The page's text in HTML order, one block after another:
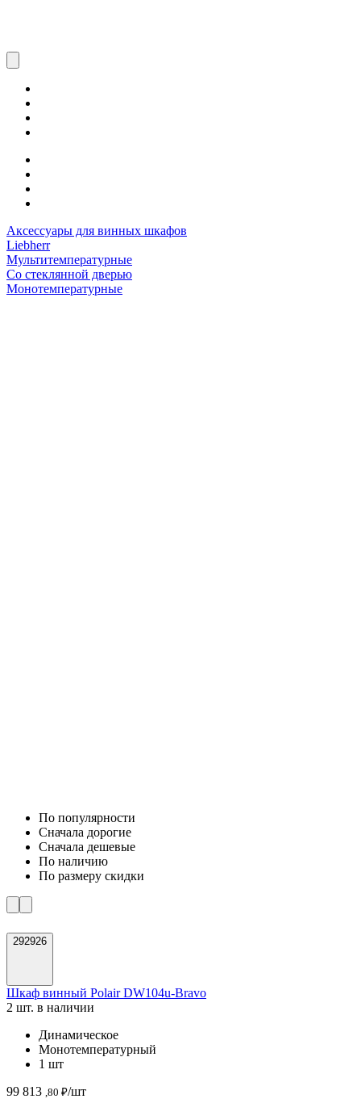
Аксессуары для винных шкафов
Liebherr
Мультитемпературные
Со стеклянной дверью
Монотемпературные
По популярности
Cначала дорогие
Cначала дешевые
По наличию
По размеру скидки
292926
Шкаф винный Polair DW104u-Bravo
2 шт. в наличии
Динамическое
Монотемпературный
1 шт
99 813 ,80 ₽/шт